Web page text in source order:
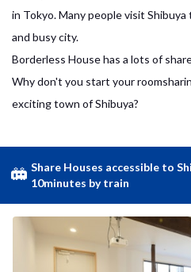
in Tokyo. Many people visit
and busy city.
Borderless House has a lots of
Why don't you start your
exciting town of Shibuya?
Share Houses accessible to
10minutes by train